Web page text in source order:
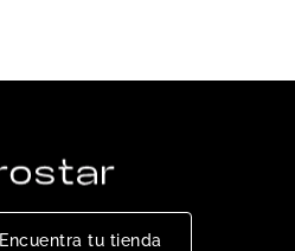
Encuentra tu tienda